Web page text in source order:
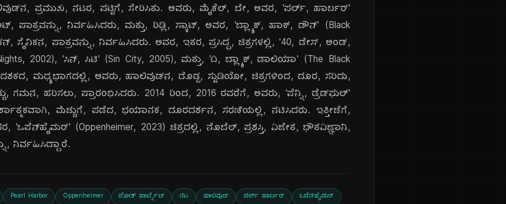
ಪ್ರಮುಖ, ನಟರ, ಪಟ್ಟಿಗೆ, ಸೇರಿಸಿತು. ಅವರು, ಮೈಕೆಲ್, ಬೇ, ಅವರ, 'ಪರ್ಲ್, ಹಾರ್ಬರ್'
ಪಾತ್ರವನ್ನು, ನಿರ್ವಹಿಸಿದರು, ಮತ್ತು, ರಿಡ್ಲಿ, ಸ್ಕಾಟ್, ಅವರ, 'ಬ್ಲ್ಯಾಕ್, ಹಾಕ್, ಡೌನ್' (Black
ಸೈನಿಕನ, ಪಾತ್ರವನ್ನು, ನಿರ್ವಹಿಸಿದರು. ಅವರ, ಇತರ, ಪ್ರಸಿದ್ಧ, ಚಿತ್ರಗಳಲ್ಲಿ, '40, ಡೇಸ್, ಅಂಡ್,
2002), 'ಸಿನ್, ಸಿಟಿ' (Sin City, 2005), ಮತ್ತು, 'ದಿ, ಬ್ಲ್ಯಾಕ್, ಡಾಲಿಯಾ' (The Black
ದಶಕದ, ಮಧ್ಯಭಾಗದಲ್ಲಿ, ಅವರು, ಹಾಲಿವುಡ್‌ನ, ದೊಡ್ಡ, ಸ್ಟುಡಿಯೋ, ಚಿತ್ರಗಳಿಂದ, ದೂರ, ಸರಿದು,
ಗಮನ, ಹರಿಸಲು, ಪ್ರಾರಂಭಿಸಿದರು. 2014 ರಿಂದ, 2016 ರವರೆಗೆ, ಅವರು, 'ಪೆನ್ನಿ, ಡ್ರೆಡ್‌ಫುಲ್'
ಮೆಚ್ಚುಗೆ, ಪಡೆದ, ಭಯಾನಕ, ದೂರದರ್ಶನ, ಸರಣಿಯಲ್ಲಿ, ನಟಿಸಿದರು. ಇತ್ತೀಚೆಗೆ,
'ಒಪೆನ್‌ಹೈಮರ್' (Oppenheimer, 2023) ಚಿತ್ರದಲ್ಲಿ, ನೊಬೆಲ್, ಪ್ರಶಸ್ತಿ, ವಿಜೇತ, ಭೌತವಿಜ್ಞಾನಿ,
ನಿರ್ವಹಿಸಿದ್ದಾರೆ.
Pearl Harbor Oppenheimer ಜೋಶ್ ಹಾರ್ಟ್ನೆಟ್ ನಟ ಹಾಲಿವುಡ್ ಪರ್ಲ್ ಹಾರ್ಬರ್ ಒಪೆನ್‌ಹೈಮರ್